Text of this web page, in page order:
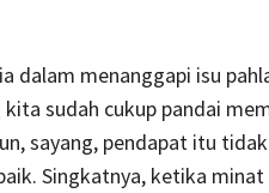
dalam menanggapi isu
sudah cukup pandai
sayang, pendapat itu
Singkatnya, ketika